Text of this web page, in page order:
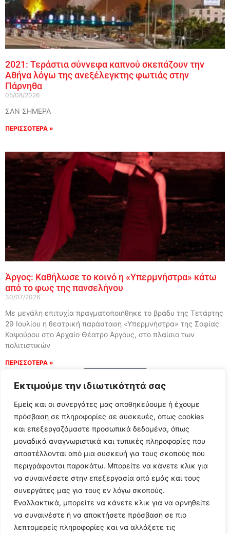
Εκτιμούμε την ιδιωτικότητά σας
Εμείς και οι συνεργάτες μας αποθηκεύουμε ή έχουμε
πρόσβαση σε πληροφορίες σε συσκευές, όπως cookies
και επεξεργαζόμαστε προσωπικά δεδομένα, όπως
μοναδικά αναγνωριστικά και τυπικές πληροφορίες που
αποστέλλονται από μια συσκευή για τους σκοπούς που
περιγράφονται παρακάτω. Μπορείτε να κάνετε κλικ για
να συναινέσετε στην επεξεργασία από εμάς και τους
συνεργάτες μας για τους εν λόγω σκοπούς.
Εναλλακτικά, μπορείτε να κάνετε κλικ για να αρνηθείτε
να συναινέστε ή να αποκτήσετε πρόσβαση σε πιο
λεπτομερείς πληροφορίες και να αλλάξετε τις
2021: Τεράστια σύννεφα καπνού σκεπάζουν την
Αθήνα λόγω της ανεξέλεγκτης φωτιάς στην
Πάρνηθα
05/08/2026
ΣΑΝ ΣΗΜΕΡΑ
ΠΕΡΙΣΣΟΤΕΡΑ »
Άργος: Καθήλωσε το κοινό η «Υπερμνήστρα» κάτω
από το φως της πανσελήνου
30/07/2026
Με μεγάλη επιτυχία πραγματοποιήθηκε το βράδυ της Τετάρτης
29 Ιουλίου η θεατρική παράσταση «Υπερμνήστρα» της Σοφίας
Καψούρου στο Αρχαίο Θέατρο Άργους, στο πλαίσιο των
πολιτιστικών
ΠΕΡΙΣΣΟΤΕΡΑ »
Follow Us